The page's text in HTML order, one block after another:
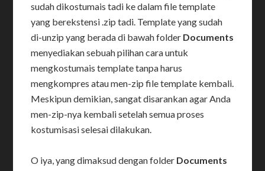
sudah dikostumais tadi ke dalam file template
yang berekstensi .zip tadi. Template yang sudah
di-unzip yang berada di bawah folder Documents
menyediakan sebuah pilihan cara untuk
mengkostumais template tanpa harus
mengkompres atau men-zip file template kembali.
Meskipun demikian, sangat disarankan agar Anda
men-zip-nya kembali setelah semua proses
kostumisasi selesai dilakukan.
O iya, yang dimaksud dengan folder Documents